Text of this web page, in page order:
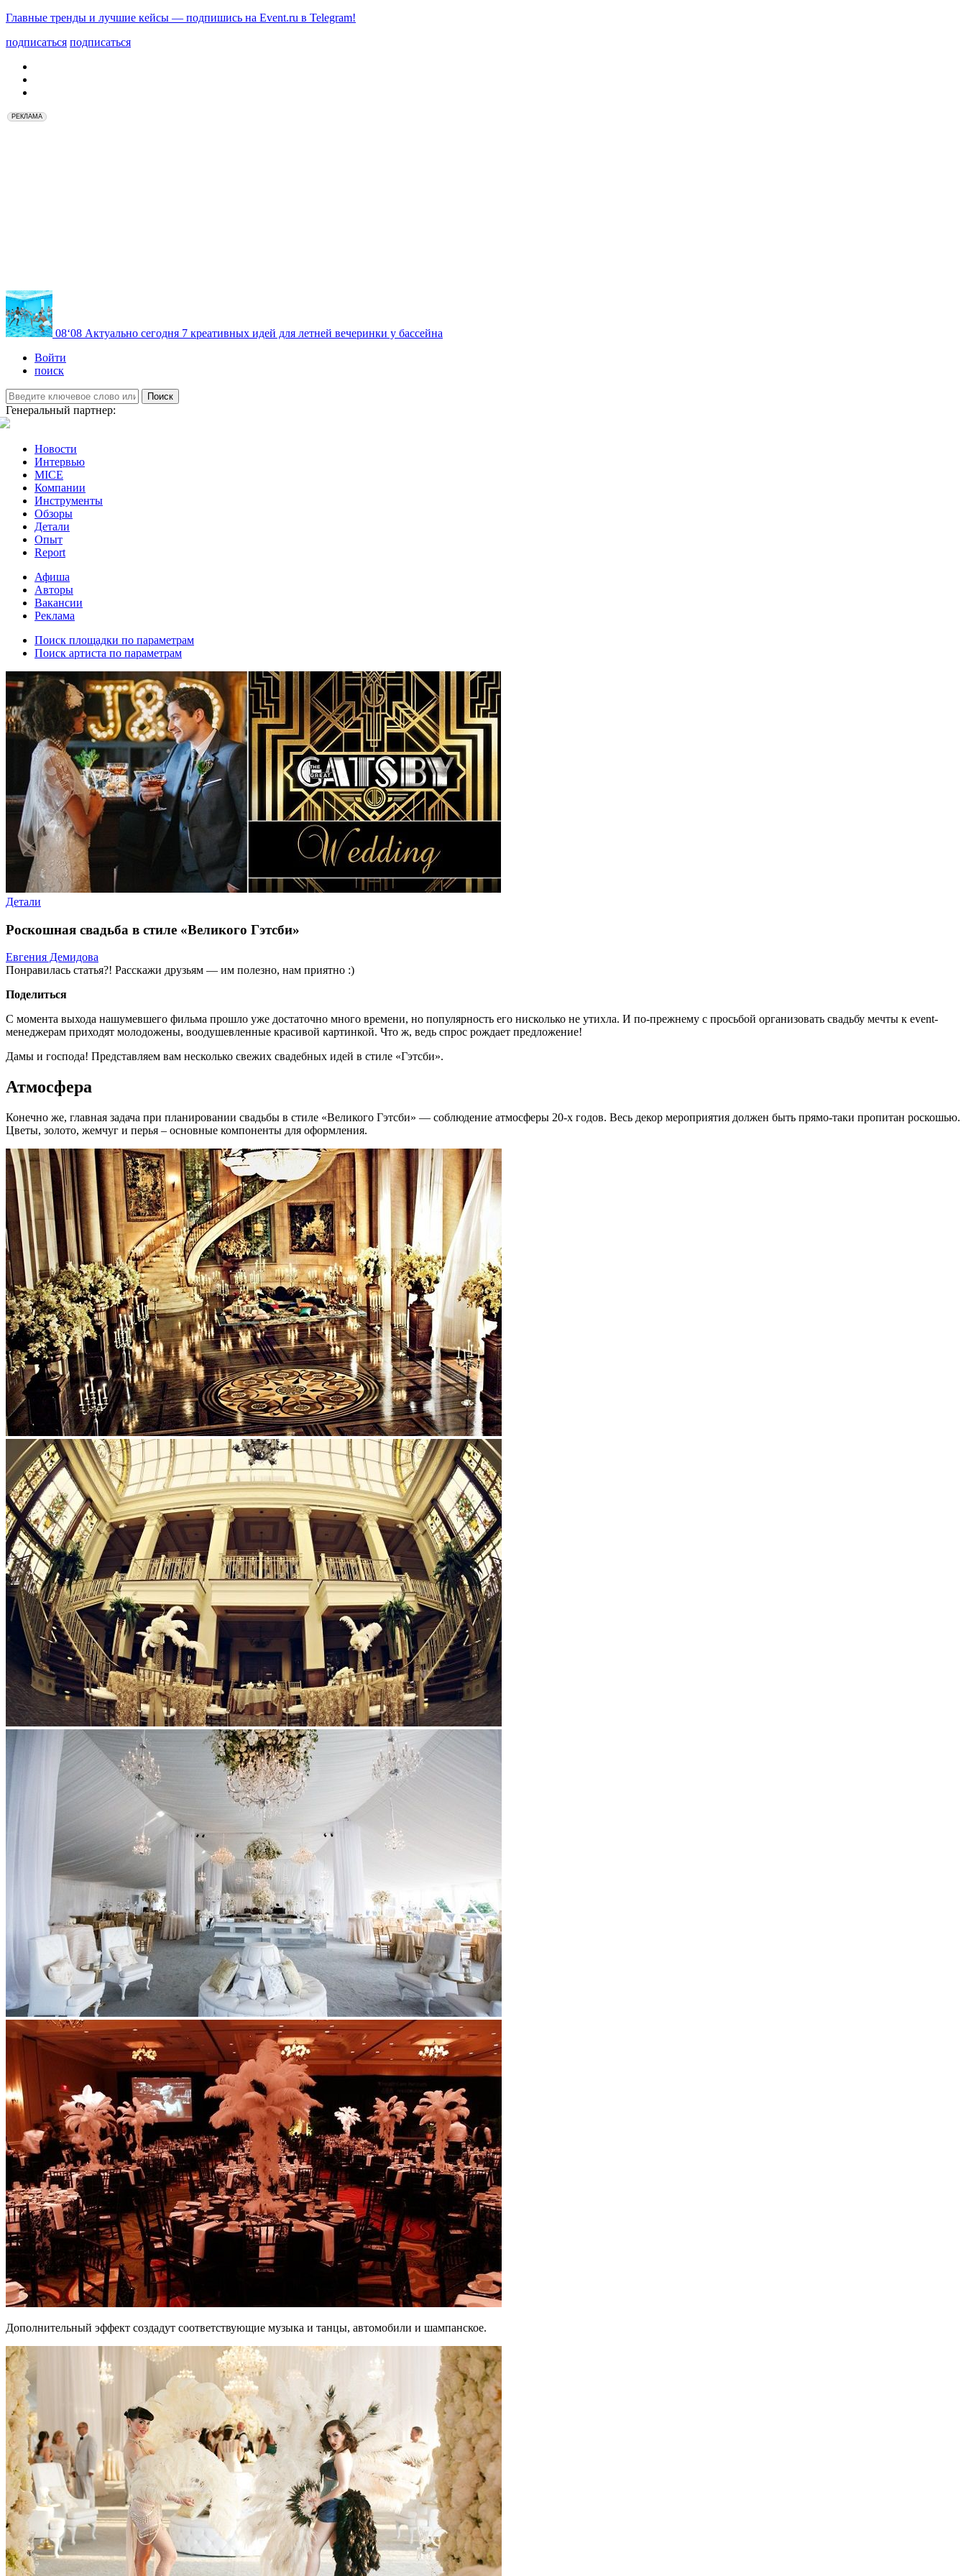
Главные тренды и лучшие кейсы — подпишись на Event.ru в Telegram!
подписаться подписаться
РЕКЛАМА
08‘08 Актуально сегодня 7 креативных идей для летней вечеринки у бассейна
Войти
поиск
Поиск
Генеральный партнер:
Новости
Интервью
MICE
Компании
Инструменты
Обзоры
Детали
Опыт
Report
Афиша
Авторы
Вакансии
Реклама
Поиск площадки по параметрам
Поиск артиста по параметрам
Детали
Роскошная свадьба в стиле «Великого Гэтсби»
Евгения Демидова
Понравилась статья?! Расскажи друзьям — им полезно, нам приятно :)
Поделиться
С момента выхода нашумевшего фильма прошло уже достаточно много времени, но популярность его нисколько не утихла. И по-прежнему с просьбой организовать свадьбу мечты к event-
менеджерам приходят молодожены, воодушевленные красивой картинкой. Что ж, ведь спрос рождает предложение!
Дамы и господа! Представляем вам несколько свежих свадебных идей в стиле «Гэтсби».
Атмосфера
Конечно же, главная задача при планировании свадьбы в стиле «Великого Гэтсби» — соблюдение атмосферы 20-х годов. Весь декор мероприятия должен быть прямо-таки пропитан роскошью.
Цветы, золото, жемчуг и перья – основные компоненты для оформления.
Дополнительный эффект создадут соответствующие музыка и танцы, автомобили и шампанское.